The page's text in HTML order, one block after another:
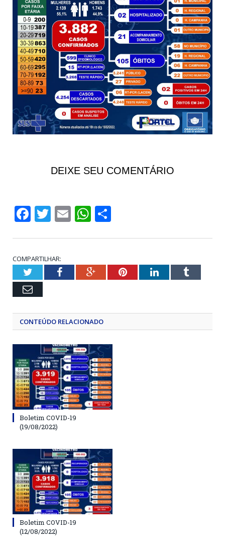
DEIXE SEU COMENTÁRIO
Facebook
Twitter
EmailWhatsApp
COMPARTILHAR:
TwitterFacebookGoogle+PinterestLinkedInTumblr
Email
CONTEÚDO RELACIONADO
Boletim COVID-19
(19/08/2022)
Boletim COVID-19
(12/08/2022)